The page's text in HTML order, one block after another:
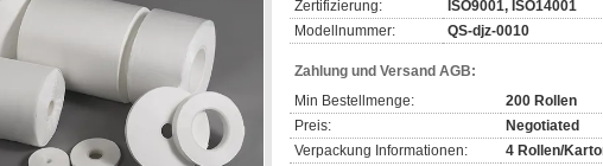
Zertifizierung:
ISO9001, ISO14001
Modellnummer:
QS-djz-0010
Zahlung und Versand AGB:
Min Bestellmenge:
200 Rollen
Preis:
Negotiated
Verpackung Informationen:
4 Rollen/